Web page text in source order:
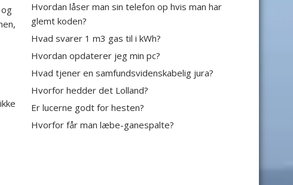
Hvordan låser man sin telefon op hvis man har
glemt koden?
Hvad svarer 1 m3 gas til i kWh?
Hvordan opdaterer jeg min pc?
Hvad tjener en samfundsvidenskabelig jura?
Hvorfor hedder det Lolland?
Er lucerne godt for hesten?
Hvorfor får man læbe-ganespalte?